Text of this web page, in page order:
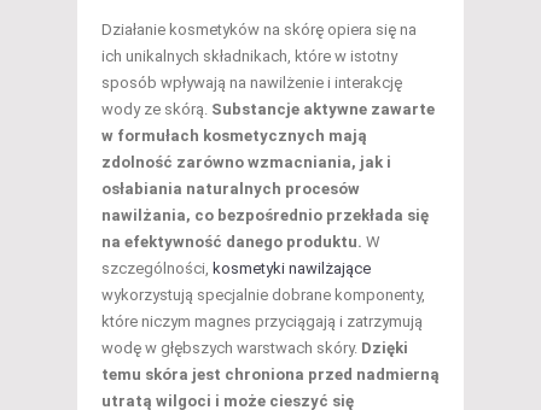
Działanie kosmetyków na skórę opiera się na
ich unikalnych składnikach, które w istotny
sposób wpływają na nawilżenie i interakcję
wody ze skórą. Substancje aktywne zawarte
w formułach kosmetycznych mają
zdolność zarówno wzmacniania, jak i
osłabiania naturalnych procesów
nawilżania, co bezpośrednio przekłada się
na efektywność danego produktu. W
szczególności, kosmetyki nawilżające
wykorzystują specjalnie dobrane komponenty,
które niczym magnes przyciągają i zatrzymują
wodę w głębszych warstwach skóry. Dzięki
temu skóra jest chroniona przed nadmierną
utratą wilgoci i może cieszyć się